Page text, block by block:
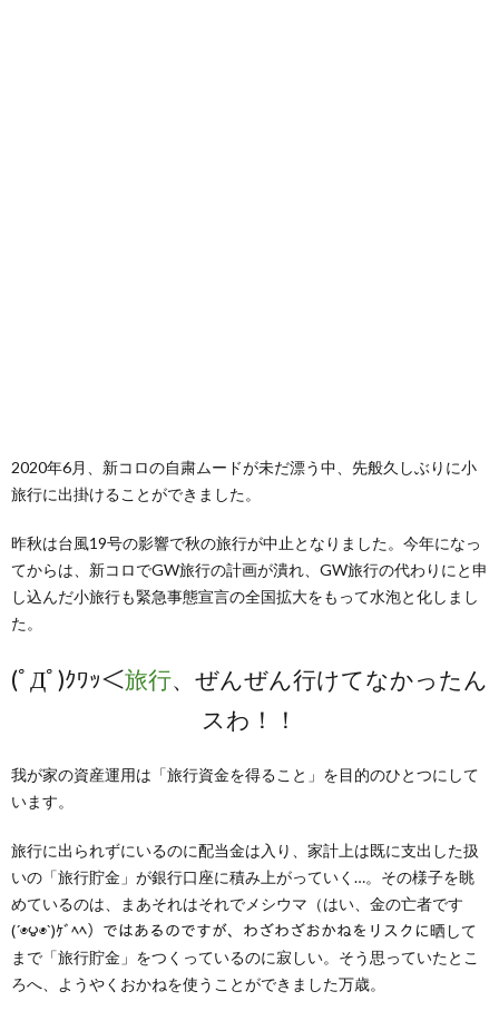
2020年6月、新コロの自粛ムードが未だ漂う中、先般久しぶりに小
旅行に出掛けることができました。
昨秋は台風19号の影響で秋の旅行が中止となりました。今年になっ
てからは、新コロでGW旅行の計画が潰れ、GW旅行の代わりにと申
し込んだ小旅行も緊急事態宣言の全国拡大をもって水泡と化しまし
た。
(ﾟДﾟ)ｸﾜｯ＜旅行、ぜんぜん行けてなかったん
スわ！！
我が家の資産運用は「旅行資金を得ること」を目的のひとつにして
います。
旅行に出られずにいるのに配当金は入り、家計上は既に支出した扱
いの「旅行貯金」が銀行口座に積み上がっていく…。その様子を眺
めているのは、まあそれはそれでメシウマ（はい、金の亡者です
(´◉౪◉`)ｹﾞﾍﾍ）ではあるのですが、わざわざおかねをリスクに晒して
まで「旅行貯金」をつくっているのに寂しい。そう思っていたとこ
ろへ、ようやくおかねを使うことができました万歳。